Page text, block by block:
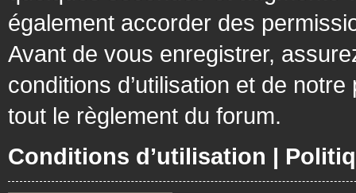
également accorder des
Avant de vous enregistrer,
conditions d’utilisation et de
tout le règlement du forum.
Conditions d’utilisation |